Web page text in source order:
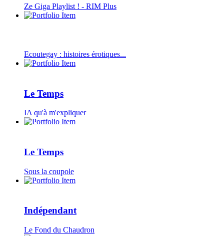
Ze Giga Playlist ! - RIM Plus
Ecoutegay : histoires érotiques...
Le Temps
IA qu'à m'expliquer
Le Temps
Sous la coupole
Indépendant
Le Fond du Chaudron